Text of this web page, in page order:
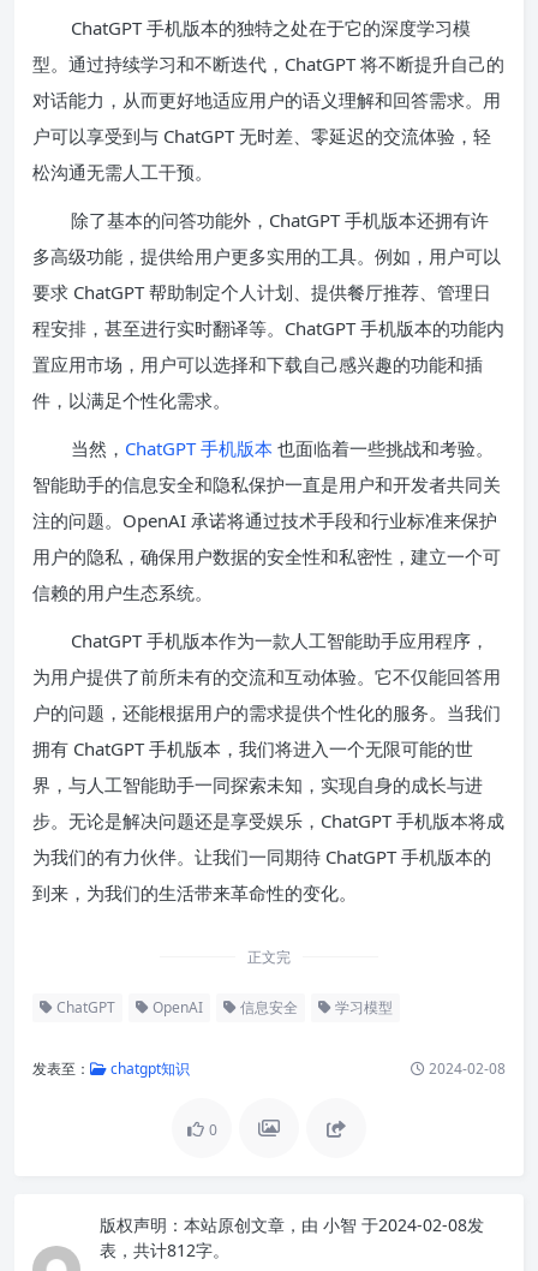
ChatGPT 手机版本的独特之处在于它的深度学习模
型。通过持续学习和不断迭代，ChatGPT 将不断提升自己的
对话能力，从而更好地适应用户的语义理解和回答需求。用
户可以享受到与 ChatGPT 无时差、零延迟的交流体验，轻
松沟通无需人工干预。
除了基本的问答功能外，ChatGPT 手机版本还拥有许
多高级功能，提供给用户更多实用的工具。例如，用户可以
要求 ChatGPT 帮助制定个人计划、提供餐厅推荐、管理日
程安排，甚至进行实时翻译等。ChatGPT 手机版本的功能内
置应用市场，用户可以选择和下载自己感兴趣的功能和插
件，以满足个性化需求。
当然， ChatGPT 手机版本 也面临着一些挑战和考验。
智能助手的信息安全和隐私保护一直是用户和开发者共同关
注的问题。OpenAI 承诺将通过技术手段和行业标准来保护
用户的隐私，确保用户数据的安全性和私密性，建立一个可
信赖的用户生态系统。
ChatGPT 手机版本作为一款人工智能助手应用程序，
为用户提供了前所未有的交流和互动体验。它不仅能回答用
户的问题，还能根据用户的需求提供个性化的服务。当我们
拥有 ChatGPT 手机版本，我们将进入一个无限可能的世
界，与人工智能助手一同探索未知，实现自身的成长与进
步。无论是解决问题还是享受娱乐，ChatGPT 手机版本将成
为我们的有力伙伴。让我们一同期待 ChatGPT 手机版本的
到来，为我们的生活带来革命性的变化。
正文完
ChatGPT OpenAI 信息安全 学习模型
发表至： chatgpt知识 2024-02-08
0
版权声明： 本站原创文章，由 小智 于2024-02-08发
表，共计812字。